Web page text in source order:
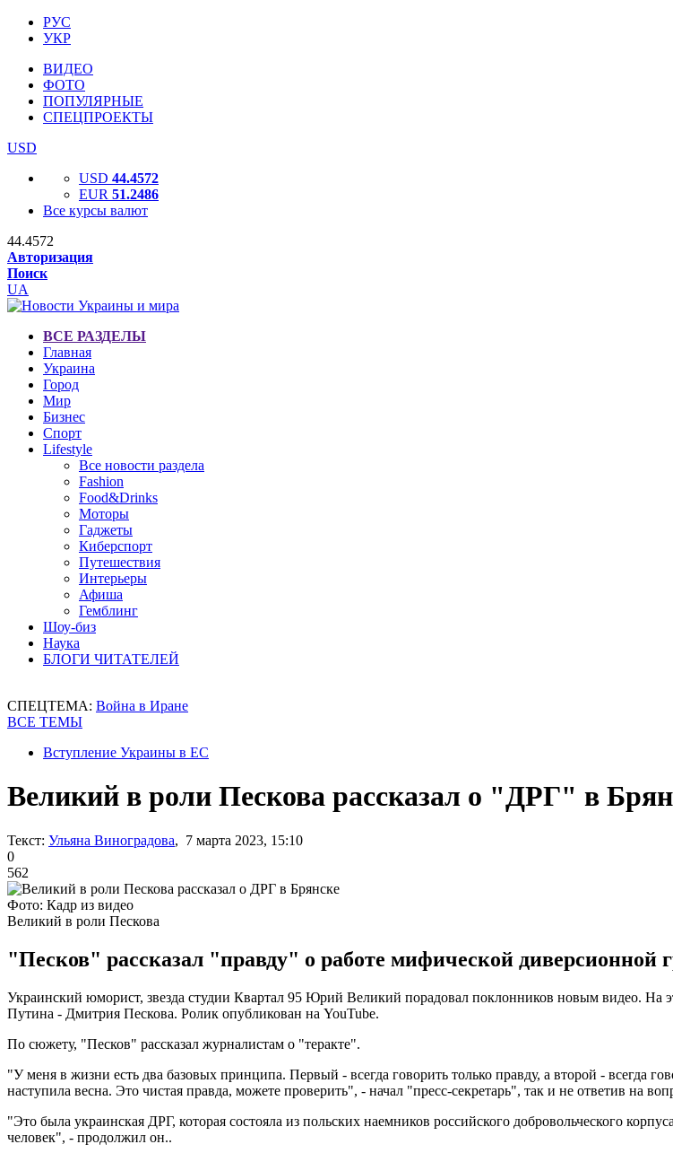
РУС
УКР
ВИДЕО
ФОТО
ПОПУЛЯРНЫЕ
СПЕЦПРОЕКТЫ
USD
USD 44.4572
EUR 51.2486
Все курсы валют
44.4572
Авторизация
Поиск
UA
ВСЕ РАЗДЕЛЫ
Главная
Украина
Город
Мир
Бизнес
Спорт
Lifestyle
Все новости раздела
Fashion
Food&Drinks
Моторы
Гаджеты
Киберспорт
Путешествия
Интерьеры
Афиша
Гемблинг
Шоу-биз
Наука
БЛОГИ ЧИТАТЕЛЕЙ
СПЕЦТЕМА: Война в Иране
ВСЕ ТЕМЫ
Вступление Украины в ЕС
Великий в роли Пескова рассказал о "ДРГ" в
Текст: Ульяна Виноградова, 7 марта 2023, 15:10
0
562
Фото: Кадр из видео
Великий в роли Пескова
"Песков" рассказал "правду" о работе мифической диверсионной
Украинский юморист, звезда студии Квартал 95 Юрий Великий порадовал поклонников новым видео. На
Путина - Дмитрия Пескова. Ролик опубликован на YouTube.
По сюжету, "Песков" рассказал журналистам о "теракте".
"У меня в жизни есть два базовых принципа. Первый - всегда говорить только правду, а второй - всегда
наступила весна. Это чистая правда, можете проверить", - начал "пресс-секретарь", так и не ответив на
"Это была украинская ДРГ, которая состояла из польских наемников российского добровольческого
человек", - продолжил он..